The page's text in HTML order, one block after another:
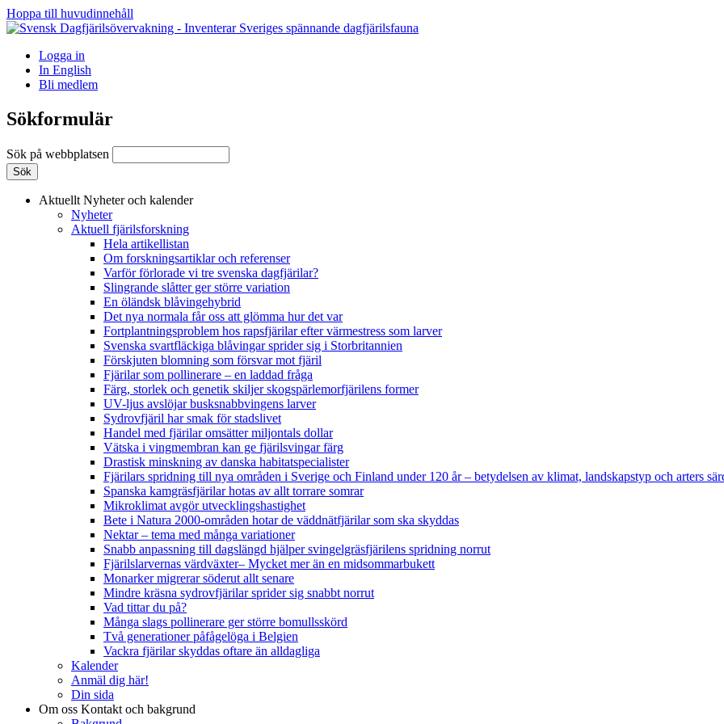
Hoppa till huvudinnehåll
Logga in
In English
Bli medlem
Sökformulär
Sök på webbplatsen
Aktuellt Nyheter och kalender
Nyheter
Aktuell fjärilsforskning
Hela artikellistan
Om forskningsartiklar och referenser
Varför förlorade vi tre svenska dagfjärilar?
Slingrande slåtter ger större variation
En öländsk blåvingehybrid
Det nya normala får oss att glömma hur det var
Fortplantningsproblem hos rapsfjärilar efter värmestress som larver
Svenska svartfläckiga blåvingar sprider sig i Storbritannien
Förskjuten blomning som försvar mot fjäril
Fjärilar som pollinerare – en laddad fråga
Färg, storlek och genetik skiljer skogspärlemorfjärilens former
UV-ljus avslöjar busksnabbvingens larver
Sydrovfjäril har smak för stadslivet
Handel med fjärilar omsätter miljontals dollar
Vätska i vingmembran kan ge fjärilsvingar färg
Drastisk minskning av danska habitatspecialister
Fjärilars spridning till nya områden i Sverige och Finland under 120 år– betydelsen av klimat, landskapstyp och arters
Spanska kamgräsfjärilar hotas av allt torrare somrar
Mikroklimat avgör utvecklingshastighet
Bete i Natura 2000-områden hotar de väddnätfjärilar som ska skyddas
Nektar – tema med många variationer
Snabb anpassning till dagslängd hjälper svingelgräsfjärilens spridning norrut
Fjärilslarvernas värdväxter– Mycket mer än en midsommarbukett
Monarker migrerar söderut allt senare
Mindre kräsna sydrovfjärilar sprider sig snabbt norrut
Vad tittar du på?
Många slags pollinerare ger större bomullsskörd
Två generationer påfågelöga i Belgien
Vackra fjärilar skyddas oftare än alldagliga
Kalender
Anmäl dig här!
Din sida
Om oss Kontakt och bakgrund